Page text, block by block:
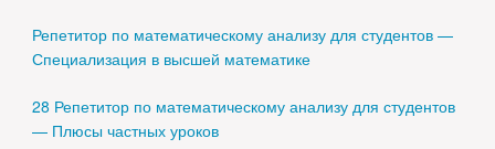
Репетитор по математическому анализу для студентов —
Специализация в высшей математике
28 Репетитор по математическому анализу для студентов
— Плюсы частных уроков